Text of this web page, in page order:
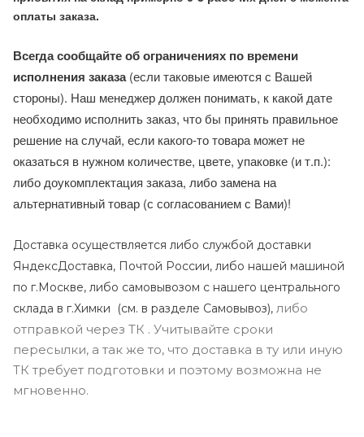
оплаты заказа.
Всегда сообщайте об ограничениях по времени
исполнения заказа(если таковые имеются с Вашей
стороны). Наш менеджер должен понимать, к какой дате
необходимо исполнить заказ, что бы принять правильное
решение на случай, если какого-то товара может не
оказаться в нужном количестве, цвете, упаковке (и т.п.):
либо доукомплектация заказа, либо замена на
альтернативный товар (с согласованием с Вами)!
Доставка осуществляется либо службой доставки
ЯндексДоставка, Почтой России, либо нашей машиной
по г.Москве, либо самовывозом с нашего центрального
склада в г.Химки (см. в разделе Самовывоз), либо
отправкой через ТК . Учитывайте сроки
пересылки, а так же то, что доставка в ту или иную
ТК требует подготовки и поэтому возможна не
мгновенно.